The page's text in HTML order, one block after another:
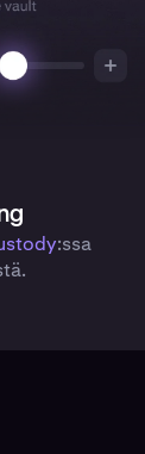
:ssa